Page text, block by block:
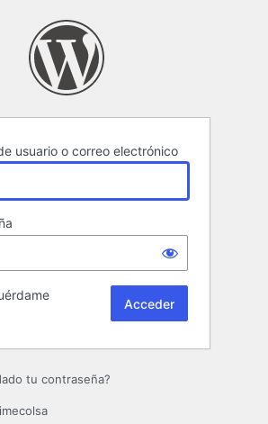
usuario o correo electrónico
tu contraseña?